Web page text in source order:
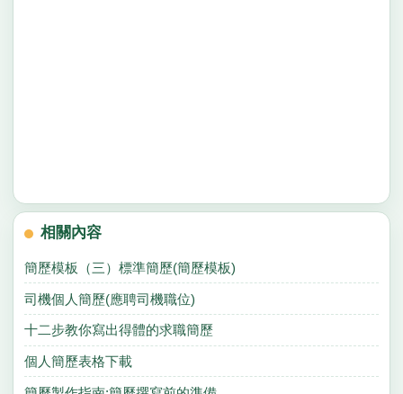
相關內容
簡歷模板（三）標準簡歷(簡歷模板)
司機個人簡歷(應聘司機職位)
十二步教你寫出得體的求職簡歷
個人簡歷表格下載